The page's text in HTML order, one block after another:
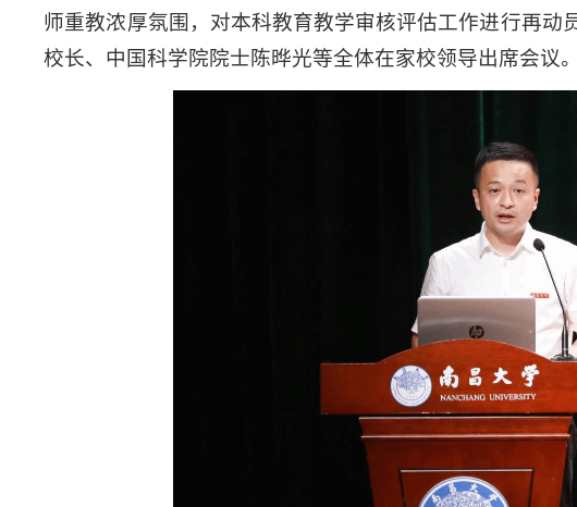
师重教浓厚氛围，对本科教育教学审核评估工作进行再动
校长、中国科学院院士陈晔光等全体在家校领导出席会议